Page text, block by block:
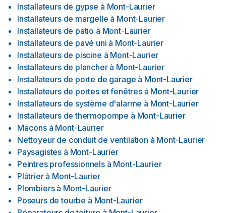
Installateurs de gypse à Mont-Laurier
Installateurs de margelle à Mont-Laurier
Installateurs de patio à Mont-Laurier
Installateurs de pavé uni à Mont-Laurier
Installateurs de piscine à Mont-Laurier
Installateurs de plancher à Mont-Laurier
Installateurs de porte de garage à Mont-Laurier
Installateurs de portes et fenêtres à Mont-Laurier
Installateurs de système d'alarme à Mont-Laurier
Installateurs de thermopompe à Mont-Laurier
Maçons à Mont-Laurier
Nettoyeur de conduit de ventilation à Mont-Laurier
Paysagistes à Mont-Laurier
Peintres professionnels à Mont-Laurier
Plâtrier à Mont-Laurier
Plombiers à Mont-Laurier
Poseurs de tourbe à Mont-Laurier